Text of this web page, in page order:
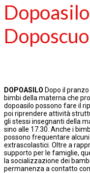
DOPOASILO Dopo il
bimbi della materna che
dopoasilo possono fare il
poi riprendere attività
gli stessi insegnanti della
sino alle 17.30. Anche i
possono frequentare
extrascolastici. Oltre a
supporto per le famiglie,
la socializzazione dei
permanenza a contatto